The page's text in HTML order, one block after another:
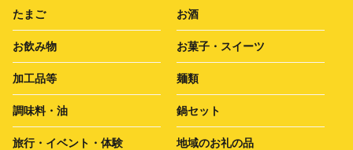
たまご お酒
お飲み物 お菓子・スイーツ
加工品等 麺類
調味料・油 鍋セット
旅行・イベント・体験 地域のお礼の品